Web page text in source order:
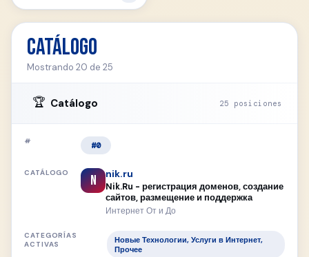
Catálogo
Mostrando 20 de 25
🏆 Catálogo 25 posiciones
#0
N nik.ru
Nik.Ru - регистрация доменов, создание
сайтов, размещение и поддержка
Интернет От и До
Новые Технологии, Услуги в Интернет,
Прочее